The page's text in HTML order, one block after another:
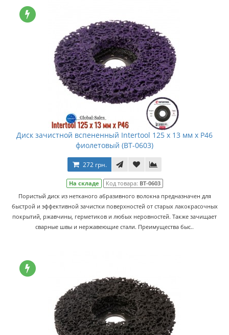
Диск зачистной вспененный Intertool 125 x 13 мм x P46
фиолетовый (BT-0603)
272 грн.
На складе Код товара: BT-0603
Пористый диск из нетканого абразивного волокна предназначен для
быстрой и эффективной зачистки поверхностей от старых лакокрасочных
покрытий, ржавчины, герметиков и любых неровностей. Также зачищает
сварные швы и нержавеющие стали. Преимущества быс..